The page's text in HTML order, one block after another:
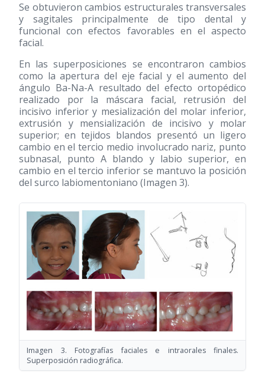
Se obtuvieron cambios estructurales transversales
y sagitales principalmente de tipo dental y
funcional con efectos favorables en el aspecto
facial.
En las superposiciones se encontraron cambios
como la apertura del eje facial y el aumento del
ángulo Ba-Na-A resultado del efecto ortopédico
realizado por la máscara facial, retrusión del
incisivo inferior y mesialización del molar inferior,
extrusión y mensialización de incisivo y molar
superior; en tejidos blandos presentó un ligero
cambio en el tercio medio involucrado nariz, punto
subnasal, punto A blando y labio superior, en
cambio en el tercio inferior se mantuvo la posición
del surco labiomentoniano (Imagen 3).
Imagen 3. Fotografías faciales e intraorales finales.
Superposición radiográfica.